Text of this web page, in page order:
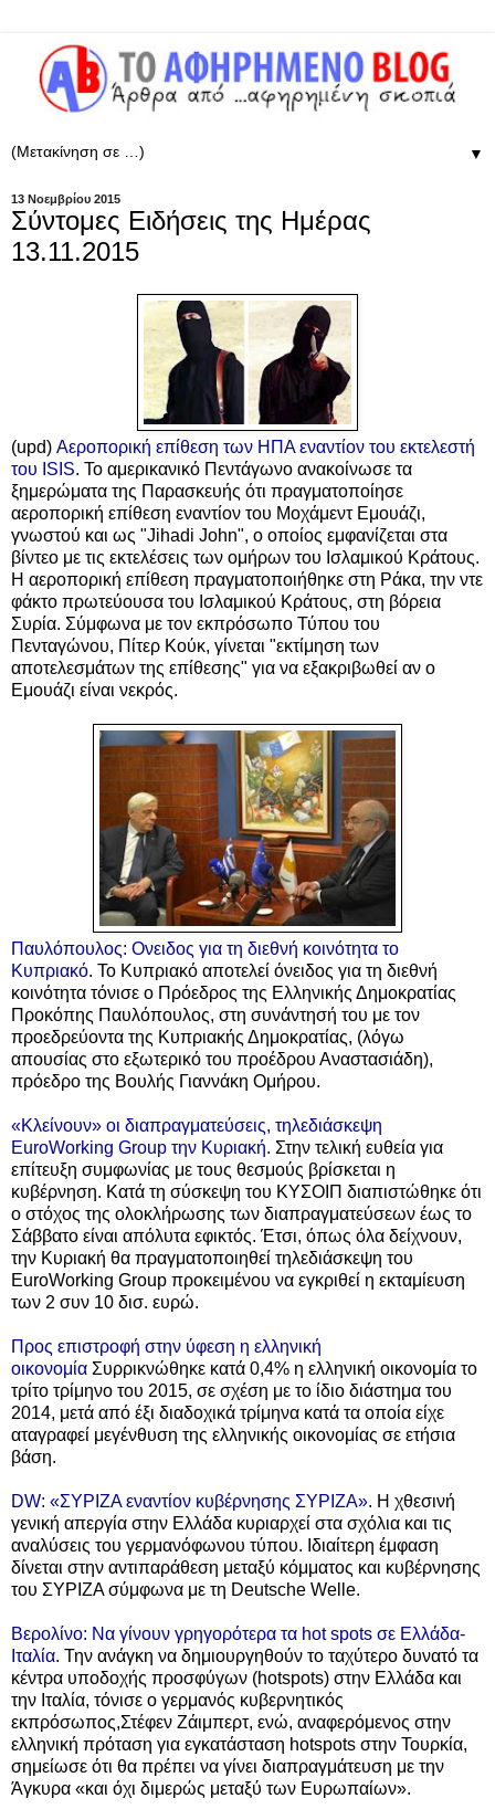
▼
13 Νοεμβρίου 2015
Σύντομες Ειδήσεις της Ημέρας
13.11.2015
(upd) Αεροπορική επίθεση των ΗΠΑ εναντίον του εκτελεστή
του ISIS. Το αμερικανικό Πεντάγωνο ανακοίνωσε τα
ξημερώματα της Παρασκευής ότι πραγματοποίησε
αεροπορική επίθεση εναντίον του Μοχάμεντ Εμουάζι,
γνωστού και ως "Jihadi John", ο οποίος εμφανίζεται στα
βίντεο με τις εκτελέσεις των ομήρων του Ισλαμικού Κράτους.
Η αεροπορική επίθεση πραγματοποιήθηκε στη Ράκα, την ντε
φάκτο πρωτεύουσα του Ισλαμικού Κράτους, στη βόρεια
Συρία. Σύμφωνα με τον εκπρόσωπο Τύπου του
Πενταγώνου, Πίτερ Κούκ, γίνεται "εκτίμηση των
αποτελεσμάτων της επίθεσης" για να εξακριβωθεί αν ο
Εμουάζι είναι νεκρός.
Παυλόπουλος: Ονειδος για τη διεθνή κοινότητα το
Κυπριακό. Το Κυπριακό αποτελεί όνειδος για τη διεθνή
κοινότητα τόνισε ο Πρόεδρος της Ελληνικής Δημοκρατίας
Προκόπης Παυλόπουλος, στη συνάντησή του με τον
προεδρεύοντα της Κυπριακής Δημοκρατίας, (λόγω
απουσίας στο εξωτερικό του προέδρου Αναστασιάδη),
πρόεδρο της Βουλής Γιαννάκη Ομήρου.
«Κλείνουν» οι διαπραγματεύσεις, τηλεδιάσκεψη
EuroWorking Group την Κυριακή. Στην τελική ευθεία για
επίτευξη συμφωνίας με τους θεσμούς βρίσκεται η
κυβέρνηση. Κατά τη σύσκεψη του ΚΥΣΟΙΠ διαπιστώθηκε ότι
ο στόχος της ολοκλήρωσης των διαπραγματεύσεων έως το
Σάββατο είναι απόλυτα εφικτός. Έτσι, όπως όλα δείχνουν,
την Κυριακή θα πραγματοποιηθεί τηλεδιάσκεψη του
EuroWorking Group προκειμένου να εγκριθεί η εκταμίευση
των 2 συν 10 δισ. ευρώ.
Προς επιστροφή στην ύφεση η ελληνική
οικονομία Συρρικνώθηκε κατά 0,4% η ελληνική οικονομία το
τρίτο τρίμηνο του 2015, σε σχέση με το ίδιο διάστημα του
2014, μετά από έξι διαδοχικά τρίμηνα κατά τα οποία είχε
αταγραφεί μεγένθυση της ελληνικής οικονομίας σε ετήσια
βάση.
DW: «ΣΥΡΙΖΑ εναντίον κυβέρνησης ΣΥΡΙΖΑ». Η χθεσινή
γενική απεργία στην Ελλάδα κυριαρχεί στα σχόλια και τις
αναλύσεις του γερμανόφωνου τύπου. Ιδιαίτερη έμφαση
δίνεται στην αντιπαράθεση μεταξύ κόμματος και κυβέρνησης
του ΣΥΡΙΖΑ σύμφωνα με τη Deutsche Welle.
Βερολίνο: Να γίνουν γρηγορότερα τα hot spots σε Ελλάδα-
Ιταλία. Την ανάγκη να δημιουργηθούν το ταχύτερο δυνατό τα
κέντρα υποδοχής προσφύγων (hotspots) στην Ελλάδα και
την Ιταλία, τόνισε ο γερμανός κυβερνητικός
εκπρόσωπος,Στέφεν Ζάιμπερτ, ενώ, αναφερόμενος στην
ελληνική πρόταση για εγκατάσταση hotspots στην Τουρκία,
σημείωσε ότι θα πρέπει να γίνει διαπραγμάτευση με την
Άγκυρα «και όχι διμερώς μεταξύ των Ευρωπαίων».